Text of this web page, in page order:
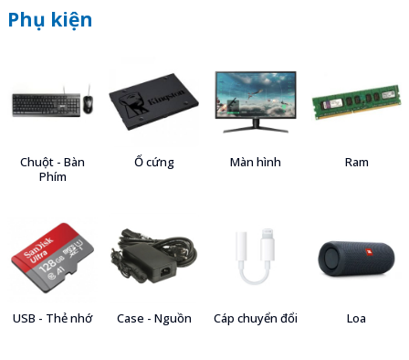
Phụ kiện
Chuột - Bàn
Phím
Ổ cứng Màn hình Ram
USB - Thẻ nhớ Case - Nguồn Cáp chuyển đổi Loa